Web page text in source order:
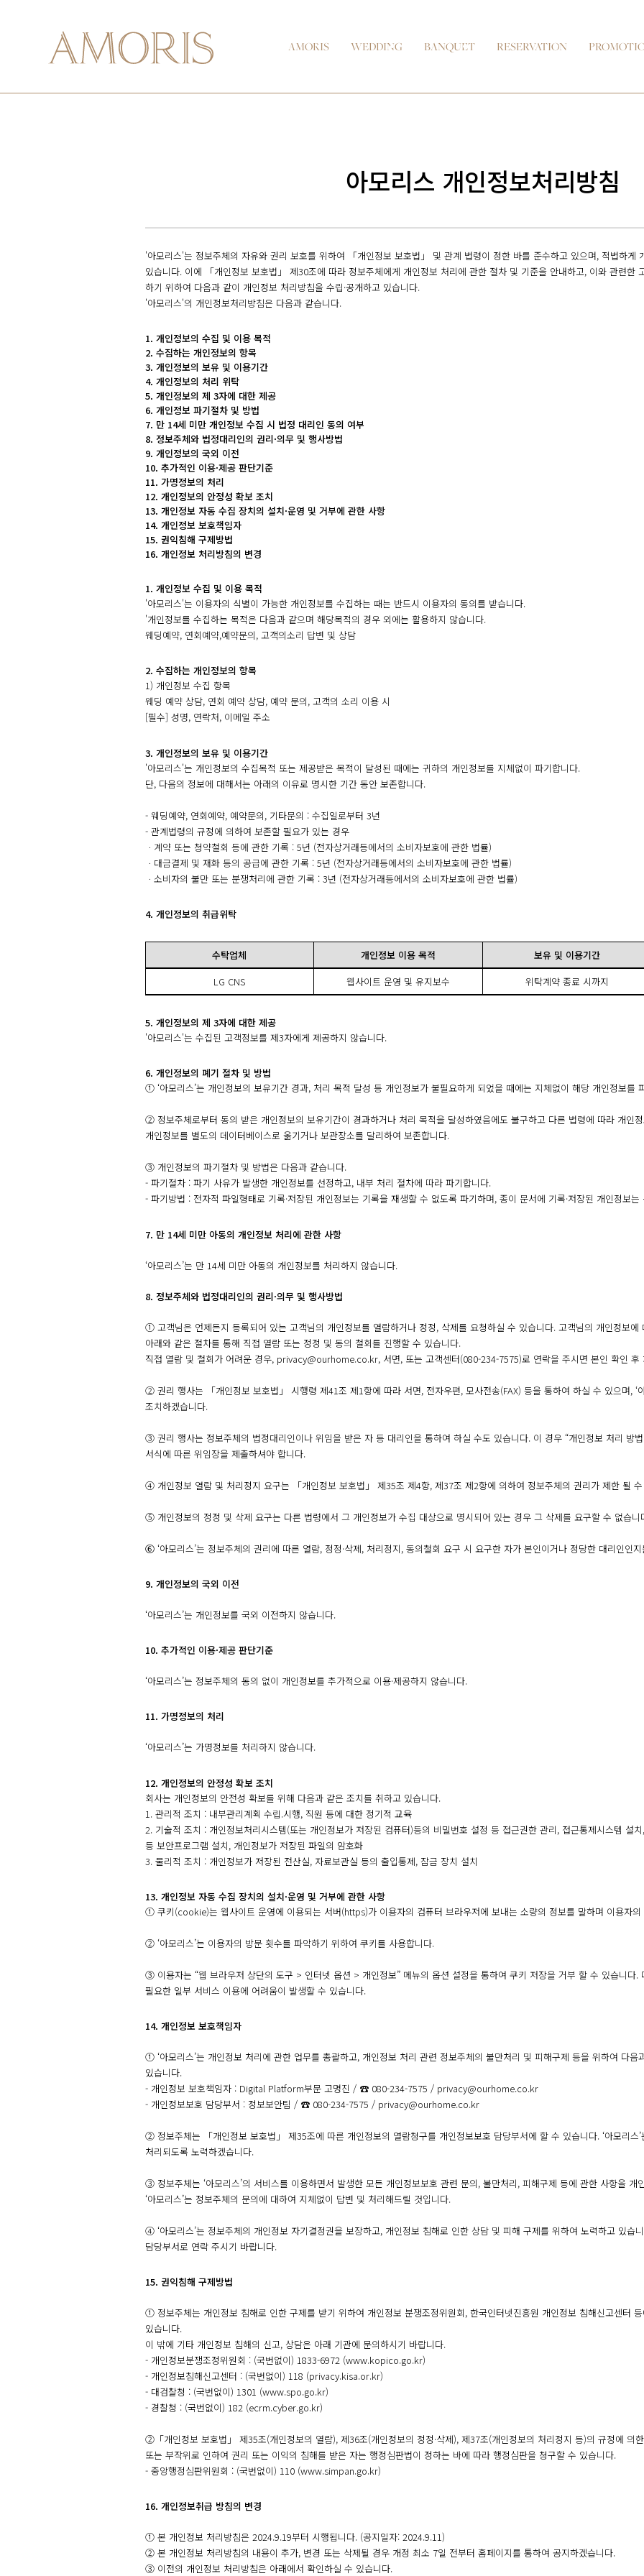
AMORIS WEDDING BANQUET RESERVATION
아모리스 개인정보처리방침
'아모리스'는 정보주체의 자유와 권리 보호를 위하여 「개인정보 보호법」 및 관계 법령이 정한 바를 준수하고 있으며, 적법하게
있습니다. 이에 「개인정보 보호법」 제30조에 따라 정보주체에게 개인정보 처리에 관한 절차 및 기준을 안내하고, 이와 관련한
하기 위하여 다음과 같이 개인정보 처리방침을 수립·공개하고 있습니다.
'아모리스'의 개인정보처리방침은 다음과 같습니다.
1. 개인정보의 수집 및 이용 목적
2. 수집하는 개인정보의 항목
3. 개인정보의 보유 및 이용기간
4. 개인정보의 처리 위탁
5. 개인정보의 제 3자에 대한 제공
6. 개인정보 파기절차 및 방법
7. 만 14세 미만 개인정보 수집 시 법정 대리인 동의 여부
8. 정보주체와 법정대리인의 권리·의무 및 행사방법
9. 개인정보의 국외 이전
10. 추가적인 이용·제공 판단기준
11. 가명정보의 처리
12. 개인정보의 안정성 확보 조치
13. 개인정보 자동 수집 장치의 설치·운영 및 거부에 관한 사항
14. 개인정보 보호책임자
15. 권익침해 구제방법
16. 개인정보 처리방침의 변경
1. 개인정보 수집 및 이용 목적
'아모리스'는 이용자의 식별이 가능한 개인정보를 수집하는 때는 반드시 이용자의 동의를 받습니다.
'개인정보를 수집하는 목적은 다음과 같으며 해당목적의 경우 외에는 활용하지 않습니다.
웨딩예약, 연회예약,예약문의, 고객의소리 답변 및 상담
2. 수집하는 개인정보의 항목
1) 개인정보 수집 항목
웨딩 예약 상담, 연회 예약 상담, 예약 문의, 고객의 소리 이용 시
[필수] 성명, 연락처, 이메일 주소
3. 개인정보의 보유 및 이용기간
'아모리스'는 개인정보의 수집목적 또는 제공받은 목적이 달성된 때에는 귀하의 개인정보를 지체없이 파기합니다.
단, 다음의 정보에 대해서는 아래의 이유로 명시한 기간 동안 보존합니다.
- 웨딩예약, 연회예약, 예약문의, 기타문의 : 수집일로부터 3년
- 관계법령의 규정에 의하여 보존할 필요가 있는 경우
ㆍ계약 또는 청약철회 등에 관한 기록 : 5년 (전자상거래등에서의 소비자보호에 관한 법률)
ㆍ대금결제 및 재화 등의 공급에 관한 기록 : 5년 (전자상거래등에서의 소비자보호에 관한 법률)
ㆍ소비자의 불만 또는 분쟁처리에 관한 기록 : 3년 (전자상거래등에서의 소비자보호에 관한 법률)
4. 개인정보의 취급위탁
수탁업체 개인정보 이용 목적
보유 및 이용기간
LG CNS
웹사이트 운영 및 유지보수 위탁계약 종료 시까지
5. 개인정보의 제 3자에 대한 제공
'아모리스'는 수집된 고객정보를 제3자에게 제공하지 않습니다.
6. 개인정보의 폐기 절차 및 방법
① ‘아모리스’는 개인정보의 보유기간 경과, 처리 목적 달성 등 개인정보가 불필요하게 되었을 때에는 지체없이 해당 개인정보를
② 정보주체로부터 동의 받은 개인정보의 보유기간이 경과하거나 처리 목적을 달성하였음에도 불구하고 다른 법령에 따라 개인
개인정보를 별도의 데이터베이스로 옮기거나 보관장소를 달리하여 보존합니다.
③ 개인정보의 파기절차 및 방법은 다음과 같습니다.
- 파기절차 : 파기 사유가 발생한 개인정보를 선정하고, 내부 처리 절차에 따라 파기합니다.
- 파기방법 : 전자적 파일형태로 기록·저장된 개인정보는 기록을 재생할 수 없도록 파기하며, 종이 문서에 기록·저장된 개인정보
7. 만 14세 미만 아동의 개인정보 처리에 관한 사항
‘아모리스’는 만 14세 미만 아동의 개인정보를 처리하지 않습니다.
8. 정보주체와 법정대리인의 권리·의무 및 행사방법
① 고객님은 언제든지 등록되어 있는 고객님의 개인정보를 열람하거나 정정, 삭제를 요청하실 수 있습니다. 고객님의 개인정보
아래와 같은 절차를 통해 직접 열람 또는 정정 및 동의 철회를 진행할 수 있습니다.
직접 열람 및 철회가 어려운 경우, privacy@ourhome.co.kr, 서면, 또는 고객센터(080-234-7575)로 연락을 주시면 본인 확인 후
② 권리 행사는 「개인정보 보호법」 시행령 제41조 제1항에 따라 서면, 전자우편, 모사전송(FAX) 등을 통하여 하실 수 있으며, ‘
조치하겠습니다.
③ 권리 행사는 정보주체의 법정대리인이나 위임을 받은 자 등 대리인을 통하여 하실 수도 있습니다. 이 경우 “개인정보 처리 방
서식에 따른 위임장을 제출하셔야 합니다.
④ 개인정보 열람 및 처리정지 요구는 「개인정보 보호법」 제35조 제4항, 제37조 제2항에 의하여 정보주체의 권리가 제한 될
⑤ 개인정보의 정정 및 삭제 요구는 다른 법령에서 그 개인정보가 수집 대상으로 명시되어 있는 경우 그 삭제를 요구할 수 없습니
⑥ ‘아모리스’는 정보주체의 권리에 따른 열람, 정정·삭제, 처리정지, 동의철회 요구 시 요구한 자가 본인이거나 정당한 대리인인
9. 개인정보의 국외 이전
‘아모리스’는 개인정보를 국외 이전하지 않습니다.
10. 추가적인 이용·제공 판단기준
‘아모리스’는 정보주체의 동의 없이 개인정보를 추가적으로 이용·제공하지 않습니다.
11. 가명정보의 처리
‘아모리스’는 가명정보를 처리하지 않습니다.
12. 개인정보의 안정성 확보 조치
회사는 개인정보의 안전성 확보를 위해 다음과 같은 조치를 취하고 있습니다.
1. 관리적 조치 : 내부관리계획 수립.시행, 직원 등에 대한 정기적 교육
2. 기술적 조치 : 개인정보처리시스템(또는 개인정보가 저장된 컴퓨터)등의 비밀번호 설정 등 접근권한 관리, 접근통제시스템 설
등 보안프로그램 설치, 개인정보가 저장된 파일의 암호화
3. 물리적 조치 : 개인정보가 저장된 전산실, 자료보관실 등의 출입통제, 잠금 장치 설치
13. 개인정보 자동 수집 장치의 설치·운영 및 거부에 관한 사항
① 쿠키(cookie)는 웹사이트 운영에 이용되는 서버(https)가 이용자의 컴퓨터 브라우저에 보내는 소량의 정보를 말하며 이용자의
② ‘아모리스’는 이용자의 방문 횟수를 파악하기 위하여 쿠키를 사용합니다.
③ 이용자는 “웹 브라우저 상단의 도구 > 인터넷 옵션 > 개인정보” 메뉴의 옵션 설정을 통하여 쿠키 저장을 거부 할 수 있습니다.
필요한 일부 서비스 이용에 어려움이 발생할 수 있습니다.
14. 개인정보 보호책임자
① ‘아모리스’는 개인정보 처리에 관한 업무를 총괄하고, 개인정보 처리 관련 정보주체의 불만처리 및 피해구제 등을 위하여 다음
있습니다.
- 개인정보 보호책임자 : Digital Platform부문 고명진 / ☎ 080-234-7575 / privacy@ourhome.co.kr
- 개인정보보호 담당부서 : 정보보안팀 / ☎ 080-234-7575 / privacy@ourhome.co.kr
② 정보주체는 「개인정보 보호법」 제35조에 따른 개인정보의 열람청구를 개인정보보호 담당부서에 할 수 있습니다. ‘아모리스
처리되도록 노력하겠습니다.
③ 정보주체는 ‘아모리스’의 서비스를 이용하면서 발생한 모든 개인정보보호 관련 문의, 불만처리, 피해구제 등에 관한 사항을 개
‘아모리스’는 정보주체의 문의에 대하여 지체없이 답변 및 처리해드릴 것입니다.
④ ‘아모리스’는 정보주체의 개인정보 자기결정권을 보장하고, 개인정보 침해로 인한 상담 및 피해 구제를 위하여 노력하고 있습
담당부서로 연락 주시기 바랍니다.
15. 권익침해 구제방법
① 정보주체는 개인정보 침해로 인한 구제를 받기 위하여 개인정보 분쟁조정위원회, 한국인터넷진흥원 개인정보 침해신고센터
있습니다.
이 밖에 기타 개인정보 침해의 신고, 상담은 아래 기관에 문의하시기 바랍니다.
- 개인정보분쟁조정위원회 : (국번없이) 1833-6972 (www.kopico.go.kr)
- 개인정보침해신고센터 : (국번없이) 118 (privacy.kisa.or.kr)
- 대검찰청 : (국번없이) 1301 (www.spo.go.kr)
- 경찰청 : (국번없이) 182 (ecrm.cyber.go.kr)
②「개인정보 보호법」 제35조(개인정보의 열람), 제36조(개인정보의 정정·삭제), 제37조(개인정보의 처리정지 등)의 규정에 의
또는 부작위로 인하여 권리 또는 이익의 침해를 받은 자는 행정심판법이 정하는 바에 따라 행정심판을 청구할 수 있습니다.
- 중앙행정심판위원회 : (국번없이) 110 (www.simpan.go.kr)
16. 개인정보취급 방침의 변경
① 본 개인정보 처리방침은 2024.9.19부터 시행됩니다. (공지일자: 2024.9.11)
② 본 개인정보 처리방침의 내용이 추가, 변경 또는 삭제될 경우 개정 최소 7일 전부터 홈페이지를 통하여 공지하겠습니다.
③ 이전의 개인정보 처리방침은 아래에서 확인하실 수 있습니다.